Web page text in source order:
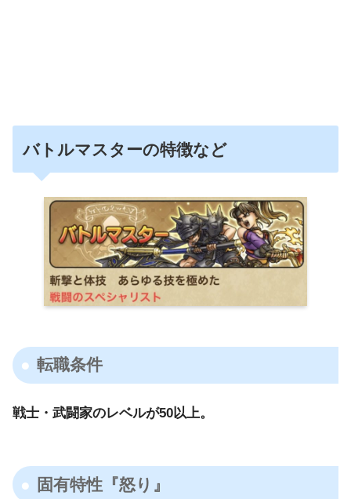
バトルマスターの特徴など
転職条件
戦士・武闘家のレベルが50以上。
固有特性『怒り』